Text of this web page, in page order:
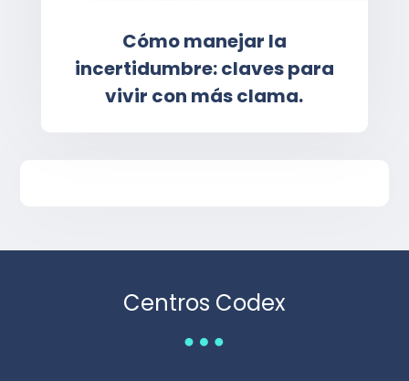
Cómo manejar la
incertidumbre: claves para
vivir con más clama.
Centros Codex
…